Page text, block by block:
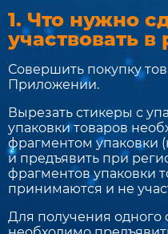
1. Что нужно
участвовать
Совершить покупку
Приложении.
Вырезать стикеры с
упаковки товаров
фрагментом упаковки
и предъявить при
фрагментов упаковки
принимаются и не
Для получения